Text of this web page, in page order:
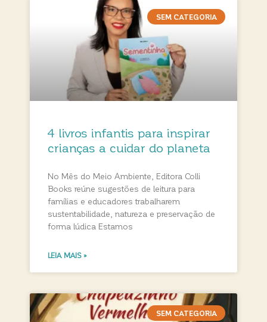
SEM CATEGORIA
4 livros infantis para inspirar
crianças a cuidar do planeta
No Mês do Meio Ambiente, Editora Colli
Books reúne sugestões de leitura para
famílias e educadores trabalharem
sustentabilidade, natureza e preservação de
forma lúdica Estamos
LEIA MAIS »
SEM CATEGORIA